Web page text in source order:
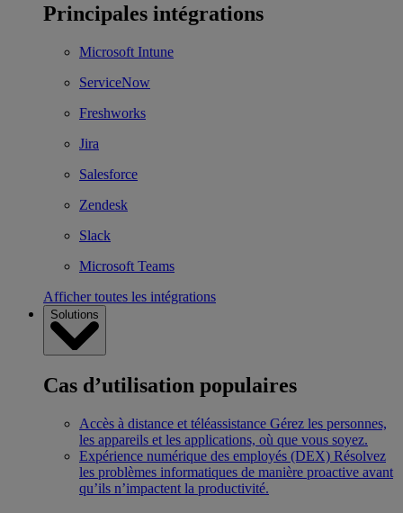
Principales intégrations
Microsoft Intune
ServiceNow
Freshworks
Jira
Salesforce
Zendesk
Slack
Microsoft Teams
Afficher toutes les intégrations
Solutions
Cas d’utilisation populaires
Accès à distance et téléassistance Gérez les personnes,
les appareils et les applications, où que vous soyez.
Expérience numérique des employés (DEX) Résolvez
les problèmes informatiques de manière proactive avant
qu’ils n’impactent la productivité.